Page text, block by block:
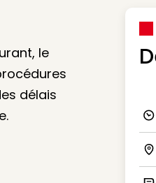
le
délais